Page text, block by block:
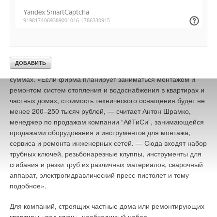
затраты на профессиональный комплект могут показаться
чрезмерными. Действительно, речь идет о довольно крупных
суммах. «Если фирма планирует заниматься монтажом и
ремонтом систем отопления и водоснабжения в квартирах и
частных домах, стоимость технического оснащения будет не
менее 200–250 тысяч рублей, — считает Антон Шрамко,
менеджер по продажам компании “АйТиСи”, занимающейся
продажами оборудования и инструментов для монтажа,
сервиса и ремонта инженерных сетей. — Сюда входят набор
трубных ключей, резьбонарезные клуппы, инструменты для
сгибания и резки труб из различных материалов, сварочный
аппарат, электрогидравлический пресс-пистолет и тому
подобное».
Для компаний, строящих частные дома или ремонтирующих
Омске станций Grundfos является использование насосов со
свободно-вихревыми колесами SuperVortex.
заклинивания. Это сокращает время простоев и
можно благодаря автономному режиму работы КНС, когда
перекачка стоков осуществляется без вмешательства
технического и диспетчерского персонала. Система
управления Modular Controls непрерывно контролирует
уровень жидкости в приемном резервуаре и подает сигнал
на пуск/остановку насосов. В случае аварийной ситуации
интеллектуальная система передаст сообщение на пульт,
компьютер или мобильный телефон диспетчера.
Дополнительные возможности применения КНС
надежно и безаварийно работать в различных системах,